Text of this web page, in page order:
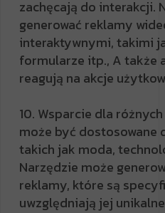
zachęcają do interakcji.
generować reklamy
interaktywnymi, takimi
formularze itp., A także
reagują na akcje
10. Wsparcie dla
może być dostosowane
takich jak moda,
Narzędzie może
reklamy, które są
uwzględniają jej